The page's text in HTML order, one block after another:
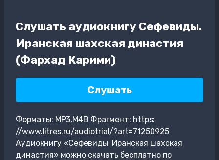
Слушать аудиокнигу Сефевиды.
Иранская шахская династия
(Фархад Карими)
Слушать
Форматы: MP3,M4B Фрагмент: https:
//www.litres.ru/audiotrial/?art=71250925
Аудиокнигу «Сефевиды. Иранская шахская
династия» можно скачать бесплатно по